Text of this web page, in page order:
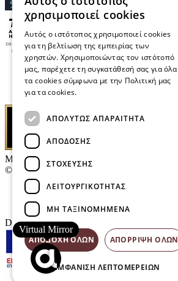
Μαρκάκης Οπτικά
© 2026
Επικοινωνία
E-Volution Awards
Designed & developed by
Virtual Mirror
χρησιμοποιεί cookies
Αυτός ο ιστότοπος χρησιμοποιεί cookies
για τη βελτίωση της εμπειρίας των
χρηστών. Χρησιμοποιώντας τον ιστότοπό
μας, παρέχετε τη συγκατάθεσή σας για όλα
τα cookies σύμφωνα με την Πολιτική μας
για τα cookies.
ΑΠΟΛΎΤΩΣ ΑΠΑΡΑΊΤΗΤΑ
ΑΠΌΔΟΣΗΣ
ΣΤΌΧΕΥΣΗΣ
ΛΕΙΤΟΥΡΓΙΚΌΤΗΤΑΣ
ΜΗ ΤΑΞΙΝΟΜΗΜΈΝΑ
ΑΠΟΔΟΧΉ ΌΛΩΝ ΑΠΌΡΡΙΨΗ ΌΛΩΝ
ΕΜΦΆΝΙΣΗ ΛΕΠΤΟΜΕΡΕΙΏΝ